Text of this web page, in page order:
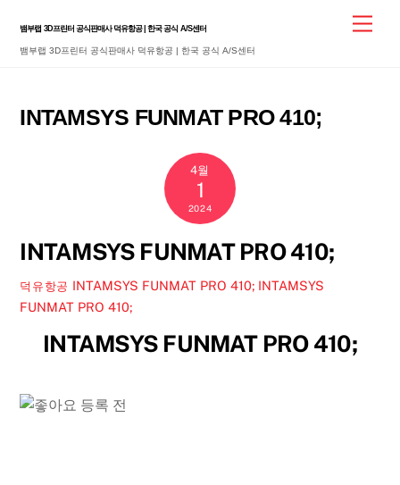
content
뱀부랩 3D프린터 공식판매사 덕유항공 | 한국 공식 A/S센터
뱀부랩 3D프린터 공식판매사 덕유항공 | 한국 공식 A/S센터
INTAMSYS FUNMAT PRO 410;
4월
1
2024
INTAMSYS FUNMAT PRO 410;
덕유항공 INTAMSYS FUNMAT PRO 410; INTAMSYS
FUNMAT PRO 410;
INTAMSYS FUNMAT PRO 410;